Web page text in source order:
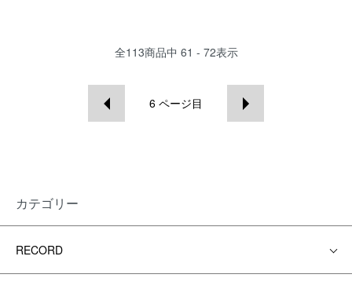
全113商品中 61 - 72表示
6 ページ目
カテゴリー
RECORD